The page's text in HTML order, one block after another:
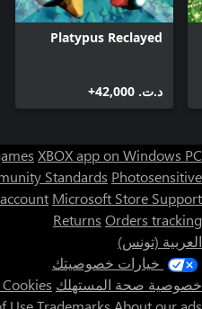
Platypus Reclayed
د.ت.‏ 42,000+
XBOX app on Windows PC
Standards Photosensitive
Microsoft Store Support
Returns Orders tracking
العربية (تونس)
خيارات خصوصيتك
خصوصية صحة المستهلك